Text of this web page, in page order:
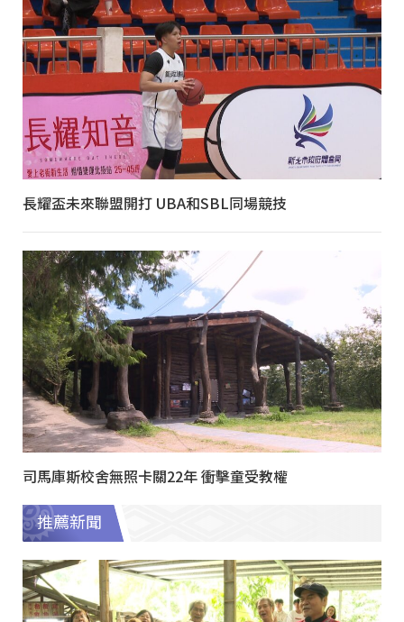
長耀盃未來聯盟開打 UBA和SBL同場競技
司馬庫斯校舍無照卡關22年 衝擊童受教權
推薦新聞